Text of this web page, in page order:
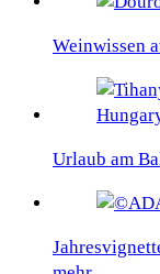
Weinwissen
Urlaub am